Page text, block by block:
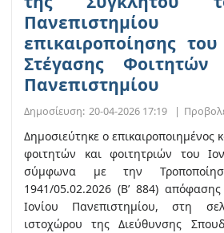
επικαιροποίησης
Στέγασης Φοιτητών
Πανεπιστημίου
Δημοσίευση: 20-04-2026 17:19 |
Δημοσιεύτηκε ο επικαιροποιημένος
φοιτητών και φοιτητριών του
σύμφωνα με την
1941/05.02.2026 (Β’ 884)
Ιονίου Πανεπιστημίου, στη
ιστοχώρου της Διεύθυνσης